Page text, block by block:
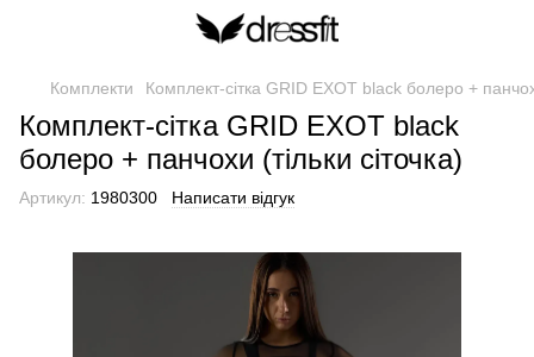
Комплекти Комплект-сітка GRID EXOT black болеро +
Комплект-сітка GRID EXOT black
болеро + панчохи (тільки сіточка)
Артикул: 1980300 Написати відгук